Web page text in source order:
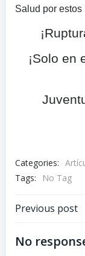
Salud por estos
¡Solo en
Categories:
Tags:
No Tag
de
Previous post
No